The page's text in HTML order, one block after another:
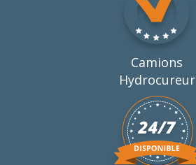
Camions
Hydrocureur